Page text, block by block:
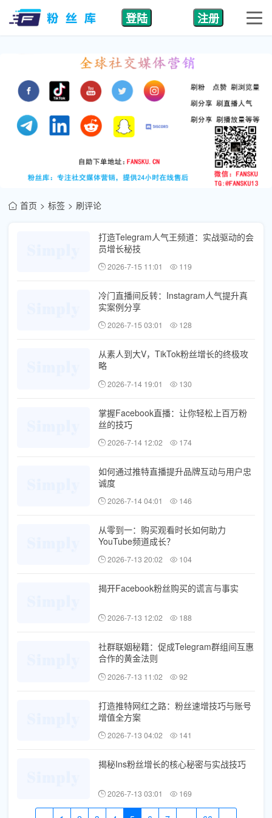
登陆 注册
首页 标签 刷评论
打造Telegram人气王频道：实战驱动的会
员增长秘技
2026-7-15 11:01 119
冷门直播间反转：Instagram人气提升真
实案例分享
2026-7-15 03:01 128
从素人到大V，TikTok粉丝增长的终极攻
略
2026-7-14 19:01 130
掌握Facebook直播：让你轻松上百万粉
丝的技巧
2026-7-14 12:02 174
如何通过推特直播提升品牌互动与用户忠
诚度
2026-7-14 04:01 146
从零到一：购买观看时长如何助力
YouTube频道成长？
2026-7-13 20:02 104
揭开Facebook粉丝购买的谎言与事实
2026-7-13 12:02 188
社群联姻秘籍：促成Telegram群组间互惠
合作的黄金法则
2026-7-13 11:02 92
打造推特网红之路：粉丝速增技巧与账号
增值全方案
2026-7-13 04:02 141
揭秘Ins粉丝增长的核心秘密与实战技巧
2026-7-13 03:01 169